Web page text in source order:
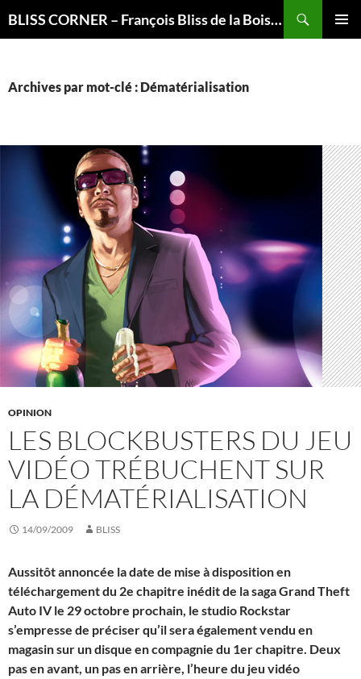
BLISS CORNER – François Bliss de la Boissière is here
Archives par mot-clé : Dématérialisation
OPINION
LES BLOCKBUSTERS DU JEU
VIDÉO TRÉBUCHENT SUR
LA DÉMATÉRIALISATION
14/09/2009 BLISS
Aussitôt annoncée la date de mise à disposition en
téléchargement du 2e chapitre inédit de la saga Grand Theft
Auto IV le 29 octobre prochain, le studio Rockstar
s’empresse de préciser qu’il sera également vendu en
magasin sur un disque en compagnie du 1er chapitre. Deux
pas en avant, un pas en arrière, l’heure du jeu vidéo